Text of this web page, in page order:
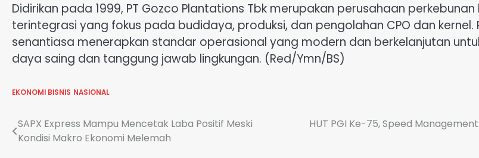
Didirikan pada 1999, PT Gozco Plantations Tbk merupakan perusahaan
terintegrasi yang fokus pada budidaya, produksi, dan pengolahan CPO dan kernel.
senantiasa menerapkan standar operasional yang modern dan berkelanjutan
daya saing dan tanggung jawab lingkungan. (Red/Ymn/BS)
EKONOMI BISNIS NASIONAL
Navigasi
pos
SAPX Express Mampu Mencetak Laba Positif Meski
Kondisi Makro Ekonomi Melemah
HUT PGI Ke-75, Speed